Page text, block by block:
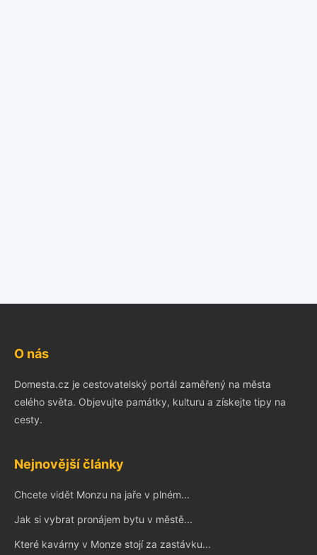
O nás
Domesta.cz je cestovatelský portál zaměřený na města
celého světa. Objevujte památky, kulturu a získejte tipy na
cesty.
Nejnovější články
Chcete vidět Monzu na jaře v plném...
Jak si vybrat pronájem bytu v městě...
Které kavárny v Monze stojí za zastávku...